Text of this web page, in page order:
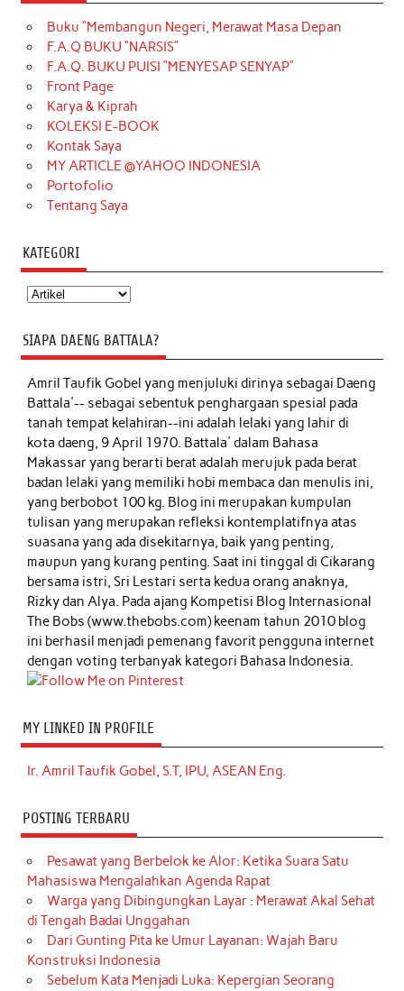
Buku “Membangun Negeri, Merawat Masa Depan
F.A.Q BUKU “NARSIS”
F.A.Q. BUKU PUISI “MENYESAP SENYAP”
Front Page
Karya & Kiprah
KOLEKSI E-BOOK
Kontak Saya
MY ARTICLE @YAHOO INDONESIA
Portofolio
Tentang Saya
KATEGORI
Kategori
SIAPA DAENG BATTALA?
Amril Taufik Gobelyang menjuluki dirinya sebagai Daeng
Battala'-- sebagai sebentuk penghargaan spesial pada
tanah tempat kelahiran--ini adalah lelaki yang lahir di
kota daeng, 9 April 1970. Battala' dalam Bahasa
Makassar yang berarti berat adalah merujuk pada berat
badan lelaki yang memiliki hobi membaca dan menulis ini,
yang berbobot 100 kg. Blog ini merupakan kumpulan
tulisan yang merupakan refleksi kontemplatifnya atas
suasana yang ada disekitarnya, baik yang penting,
maupun yang kurang penting. Saat ini tinggal di Cikarang
bersama istri, Sri Lestari serta kedua orang anaknya,
Rizky dan Alya. Pada ajang Kompetisi Blog Internasional
The Bobs (www.thebobs.com) keenam tahun 2010 blog
ini berhasil menjadi pemenang favorit pengguna internet
dengan voting terbanyak kategori Bahasa Indonesia.
MY LINKED IN PROFILE
Ir. Amril Taufik Gobel, S.T, IPU, ASEAN Eng.
POSTING TERBARU
Pesawat yang Berbelok ke Alor: Ketika Suara Satu
Mahasiswa Mengalahkan Agenda Rapat
Warga yang Dibingungkan Layar : Merawat Akal Sehat
di Tengah Badai Unggahan
Dari Gunting Pita ke Umur Layanan: Wajah Baru
Konstruksi Indonesia
Sebelum Kata Menjadi Luka: Kepergian Seorang